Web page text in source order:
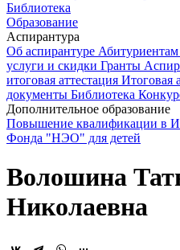
Библиотека
Образование
Аспирантура
Об аспирантуре Абитуриентам
услуги и скидки Гранты
итоговая аттестация Итоговая
документы Библиотека
Дополнительное образование
Повышение квалификации в
Фонда "НЭО" для детей
Волошина
Николаевна